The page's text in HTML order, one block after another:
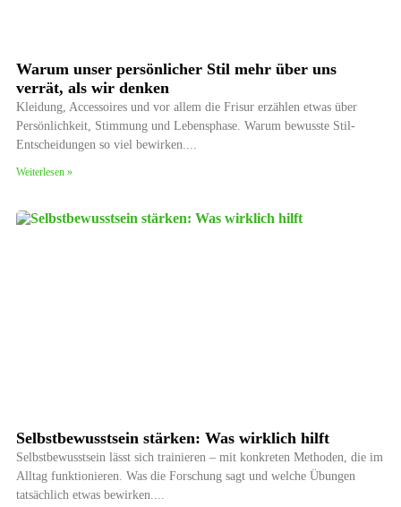
Warum unser persönlicher Stil mehr über uns
verrät, als wir denken
Kleidung, Accessoires und vor allem die Frisur erzählen etwas über
Persönlichkeit, Stimmung und Lebensphase. Warum bewusste Stil-
Entscheidungen so viel bewirken.
Weiterlesen »
Selbstbewusstsein stärken: Was wirklich hilft
Selbstbewusstsein lässt sich trainieren – mit konkreten Methoden, die im
Alltag funktionieren. Was die Forschung sagt und welche Übungen
tatsächlich etwas bewirken.